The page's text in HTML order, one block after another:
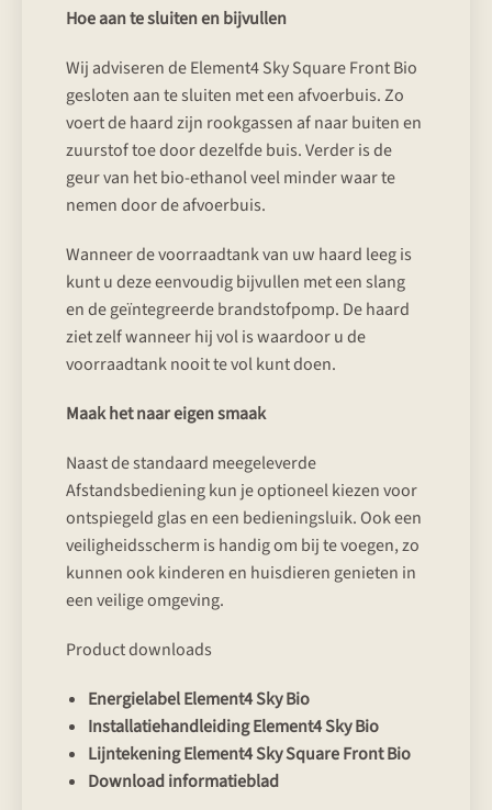
Hoe aan te sluiten en bijvullen
Wij adviseren de Element4 Sky Square Front Bio
gesloten aan te sluiten met een afvoerbuis. Zo
voert de haard zijn rookgassen af naar buiten en
zuurstof toe door dezelfde buis. Verder is de
geur van het bio-ethanol veel minder waar te
nemen door de afvoerbuis.
Wanneer de voorraadtank van uw haard leeg is
kunt u deze eenvoudig bijvullen met een slang
en de geïntegreerde brandstofpomp. De haard
ziet zelf wanneer hij vol is waardoor u de
voorraadtank nooit te vol kunt doen.
Maak het naar eigen smaak
Naast de standaard meegeleverde
Afstandsbediening kun je optioneel kiezen voor
ontspiegeld glas en een bedieningsluik. Ook een
veiligheidsscherm is handig om bij te voegen, zo
kunnen ook kinderen en huisdieren genieten in
een veilige omgeving.
Product downloads
Energielabel Element4 Sky Bio
Installatiehandleiding Element4 Sky Bio
Lijntekening Element4 Sky Square Front Bio
Download informatieblad